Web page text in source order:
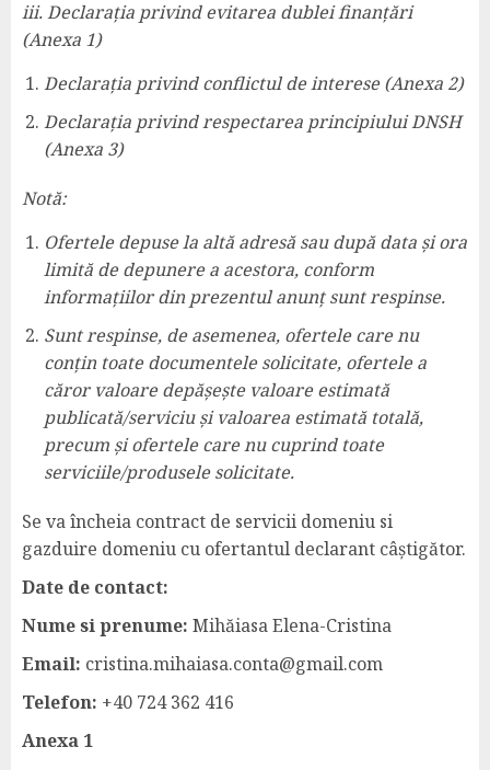
iii. Declarația privind evitarea dublei finanțări
(Anexa 1)
Declarația privind conflictul de interese (Anexa 2)
Declarația privind respectarea principiului DNSH
(Anexa 3)
Notă:
Ofertele depuse la altă adresă sau după data și ora
limită de depunere a acestora, conform
informațiilor din prezentul anunț sunt respinse.
Sunt respinse, de asemenea, ofertele care nu
conțin toate documentele solicitate, ofertele a
căror valoare depășește valoare estimată
publicată/serviciu și valoarea estimată totală,
precum și ofertele care nu cuprind toate
serviciile/produsele solicitate.
Se va încheia contract de servicii domeniu si
gazduire domeniu cu ofertantul declarant câștigător.
Date de contact:
Nume si prenume: Mihăiasa Elena-Cristina
Email: cristina.mihaiasa.conta@gmail.com
Telefon: +40 724 362 416
Anexa 1